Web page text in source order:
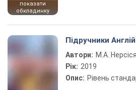
показати
обкладинку
Підручники
Автори: М.А.
Рік: 2019
Опис: Рівень